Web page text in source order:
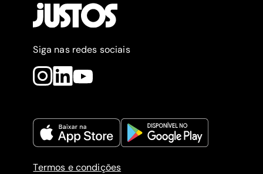
Siga nas redes sociais
Termos e condições